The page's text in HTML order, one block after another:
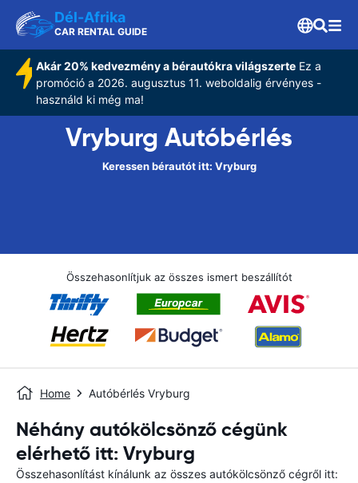
Dél-Afrika
CAR RENTAL GUIDE
Akár 20% kedvezmény a bérautókra világszerteEz a
promóció a 2026. augusztus 11. weboldalig érvényes -
használd ki még ma!
Vryburg Autóbérlés
Keressen bérautót itt: Vryburg
Összehasonlítjuk az összes ismert beszállítót
Home Autóbérlés Vryburg
Néhány autókölcsönző cégünk
elérhető itt: Vryburg
Összehasonlítást kínálunk az összes autókölcsönző cégről itt: